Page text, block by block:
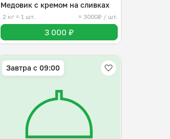
Медовик с кремом на сливках
2 кг ≈ 1 шт. ≈ 3000₽ / шт.
3 000 ₽
Завтра c 09:00